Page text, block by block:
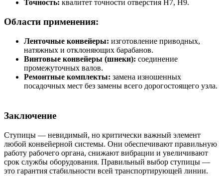
Точность: квалитет точности отверстия H7, H9.
Области применения:
Ленточные конвейеры: изготовление приводных,
натяжных и отклоняющих барабанов.
Винтовые конвейеры (шнеки): соединение
промежуточных валов.
Ремонтные комплекты: замена изношенных
посадочных мест без замены всего дорогостоящего узла.
Заключение
Ступицы — невидимый, но критически важный элемент
любой конвейерной системы. Они обеспечивают правильную
работу рабочего органа, снижают вибрации и увеличивают
срок службы оборудования. Правильный выбор ступицы —
это гарантия стабильности всей транспортирующей линии.